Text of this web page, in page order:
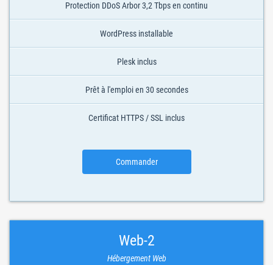
Protection DDoS Arbor 3,2 Tbps en continu
WordPress installable
Plesk inclus
Prêt à l'emploi en 30 secondes
Certificat HTTPS / SSL inclus
Commander
Web-2
Hébergement Web